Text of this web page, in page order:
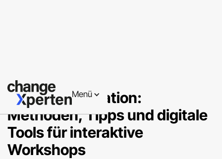
Menü
Führungskräfteentwicklung
Online-Moderation:
Methoden, Tipps und digitale
Tools für interaktive
Workshops